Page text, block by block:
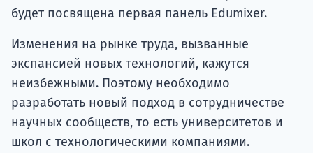
будет посвящена первая панель Edumixer.
Изменения на рынке труда, вызванные
экспансией новых технологий, кажутся
неизбежными. Поэтому необходимо
разработать новый подход в сотрудничестве
научных сообществ, то есть университетов и
школ с технологическими компаниями.